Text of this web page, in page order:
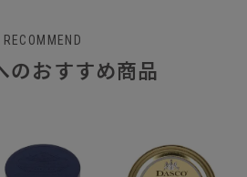
RECOMMEND
のおすすめ商品